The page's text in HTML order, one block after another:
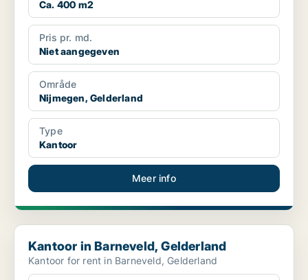
Ca. 400 m2
Pris pr. md.
Niet aangegeven
Område
Nijmegen, Gelderland
Type
Kantoor
Meer info
Kantoor in Barneveld, Gelderland
Kantoor in Barneveld, Gelderland
Kantoor for rent in Barneveld, Gelderland